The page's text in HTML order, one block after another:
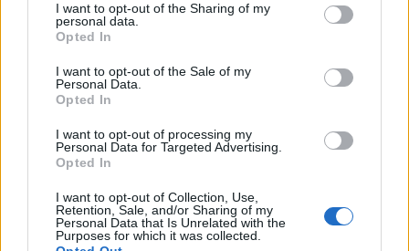
I want to opt-out of the Sharing of my
personal data.
Opted In
I want to opt-out of the Sale of my
Personal Data.
Opted In
I want to opt-out of processing my
Personal Data for Targeted Advertising.
Opted In
I want to opt-out of Collection, Use,
Retention, Sale, and/or Sharing of my
Personal Data that Is Unrelated with the
Purposes for which it was collected.